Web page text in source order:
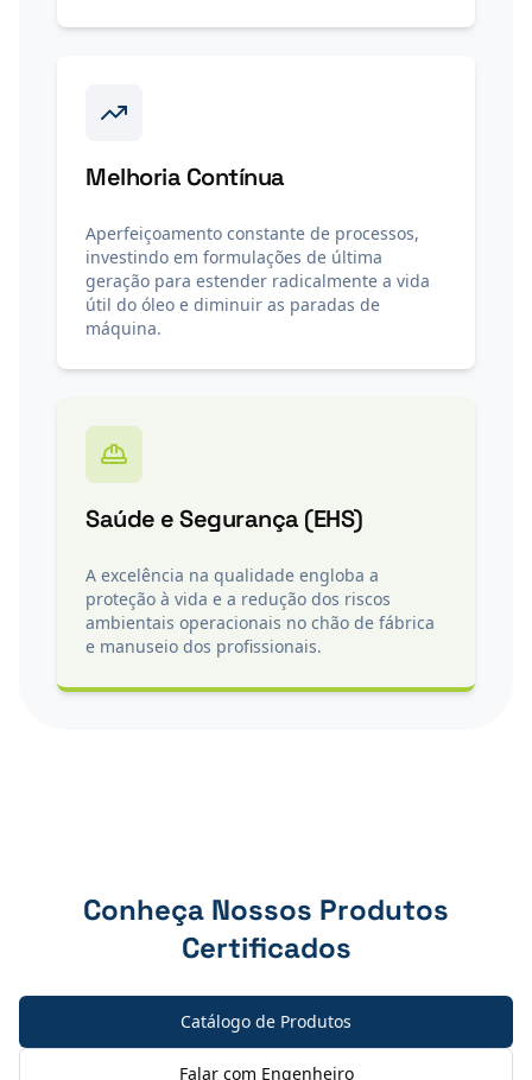
Melhoria Contínua
Aperfeiçoamento constante de processos,
investindo em formulações de última
geração para estender radicalmente a vida
útil do óleo e diminuir as paradas de
máquina.
Saúde e Segurança (EHS)
A excelência na qualidade engloba a
proteção à vida e a redução dos riscos
ambientais operacionais no chão de fábrica
e manuseio dos profissionais.
Conheça Nossos Produtos
Certificados
Catálogo de Produtos
Falar com Engenheiro